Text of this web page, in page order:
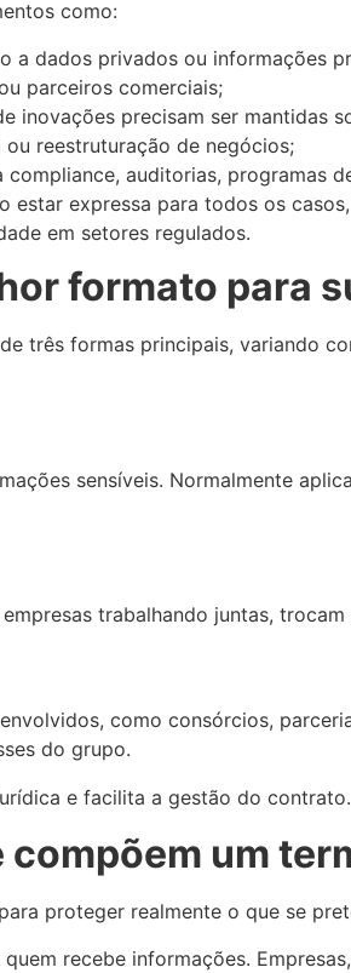
como:
a dados privados ou informações
parceiros comerciais;
inovações precisam ser mantidas
reestruturação de negócios;
auditorias, programas
expressa para todos os
em setores regulados.
formato para
três formas principais, variando
sensíveis. Normalmente
trabalhando juntas,
como consórcios,
do grupo.
e facilita a gestão do contrato.
um
proteger realmente o que se
recebe informações.